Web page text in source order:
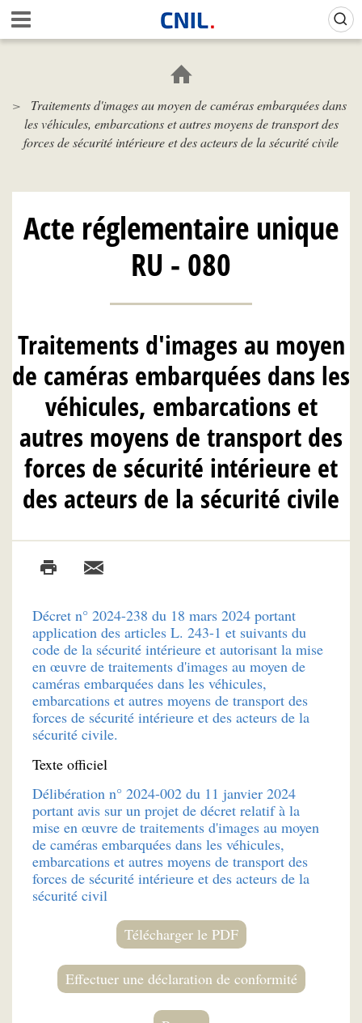
Aller
au
contenu
c
i
l
-
I
Traitements d'images au moyen de caméras embarquées dans
les véhicules, embarcations et autres moyens de transport des
forces de sécurité intérieure et des acteurs de la sécurité civile
Acte réglementaire unique
RU - 080
Traitements d'images au moyen
de caméras embarquées dans les
véhicules, embarcations et
autres moyens de transport des
forces de sécurité intérieure et
des acteurs de la sécurité civile
Décret n° 2024-238 du 18 mars 2024 portant
application des articles L. 243-1 et suivants du
code de la sécurité intérieure et autorisant la mise
en œuvre de traitements d'images au moyen de
caméras embarquées dans les véhicules,
embarcations et autres moyens de transport des
forces de sécurité intérieure et des acteurs de la
sécurité civile.
Texte officiel
Délibération n° 2024-002 du 11 janvier 2024
portant avis sur un projet de décret relatif à la
mise en œuvre de traitements d'images au moyen
de caméras embarquées dans les véhicules,
embarcations et autres moyens de transport des
forces de sécurité intérieure et des acteurs de la
sécurité civil
Télécharger le PDF
Effectuer une déclaration de conformité
Gestion de vos préférences sur les cookies (témoins de connexion)